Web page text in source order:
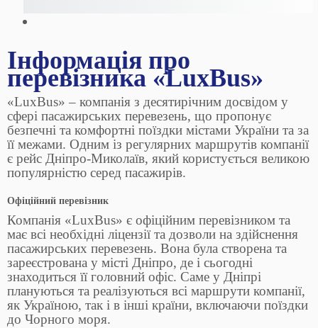
Інформація про
перевізника «LuxBus»
«LuxBus» – компанія з десятирічним досвідом у
сфері пасажирських перевезень, що пропонує
безпечні та комфортні поїздки містами України та за
її межами. Одним із регулярних маршрутів компанії
є рейс Дніпро-Миколаїв, який користується великою
популярністю серед пасажирів.
Офіційний перевізник
Компанія «LuxBus» є офіційним перевізником та
має всі необхідні ліцензії та дозволи на здійснення
пасажирських перевезень. Вона була створена та
зареєстрована у місті Дніпро, де і сьогодні
знаходиться її головний офіс. Саме у Дніпрі
плануються та реалізуються всі маршрути компанії,
як Україною, так і в інші країни, включаючи поїздки
до Чорного моря.